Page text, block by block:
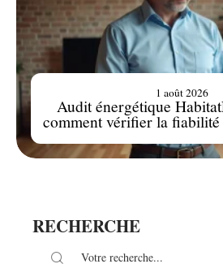
Audit énergétique
comment vérifier la
1 août 2026
RECHERCHE